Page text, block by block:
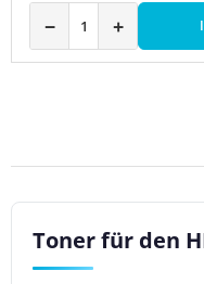
− +
Toner für den